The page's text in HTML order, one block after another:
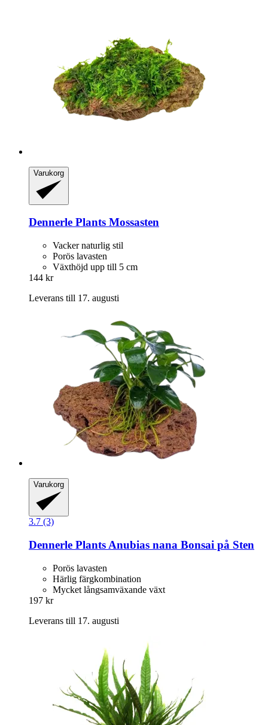
Varukorg
Dennerle Plants Mossasten
Vacker naturlig stil
Porös lavasten
Växthöjd upp till 5 cm
144 kr
Leverans till 17. augusti
Varukorg
3.7 (3)
Dennerle Plants Anubias nana Bonsai på Sten
Porös lavasten
Härlig färgkombination
Mycket långsamväxande växt
197 kr
Leverans till 17. augusti